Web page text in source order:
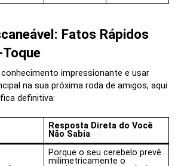
Fatos Rápidos
impressionante e usar
na sua próxima roda de amigos, aqui
definitiva:
Resposta Direta do Você
Não Sabia
Porque o seu cerebelo prevê
milimetricamente o